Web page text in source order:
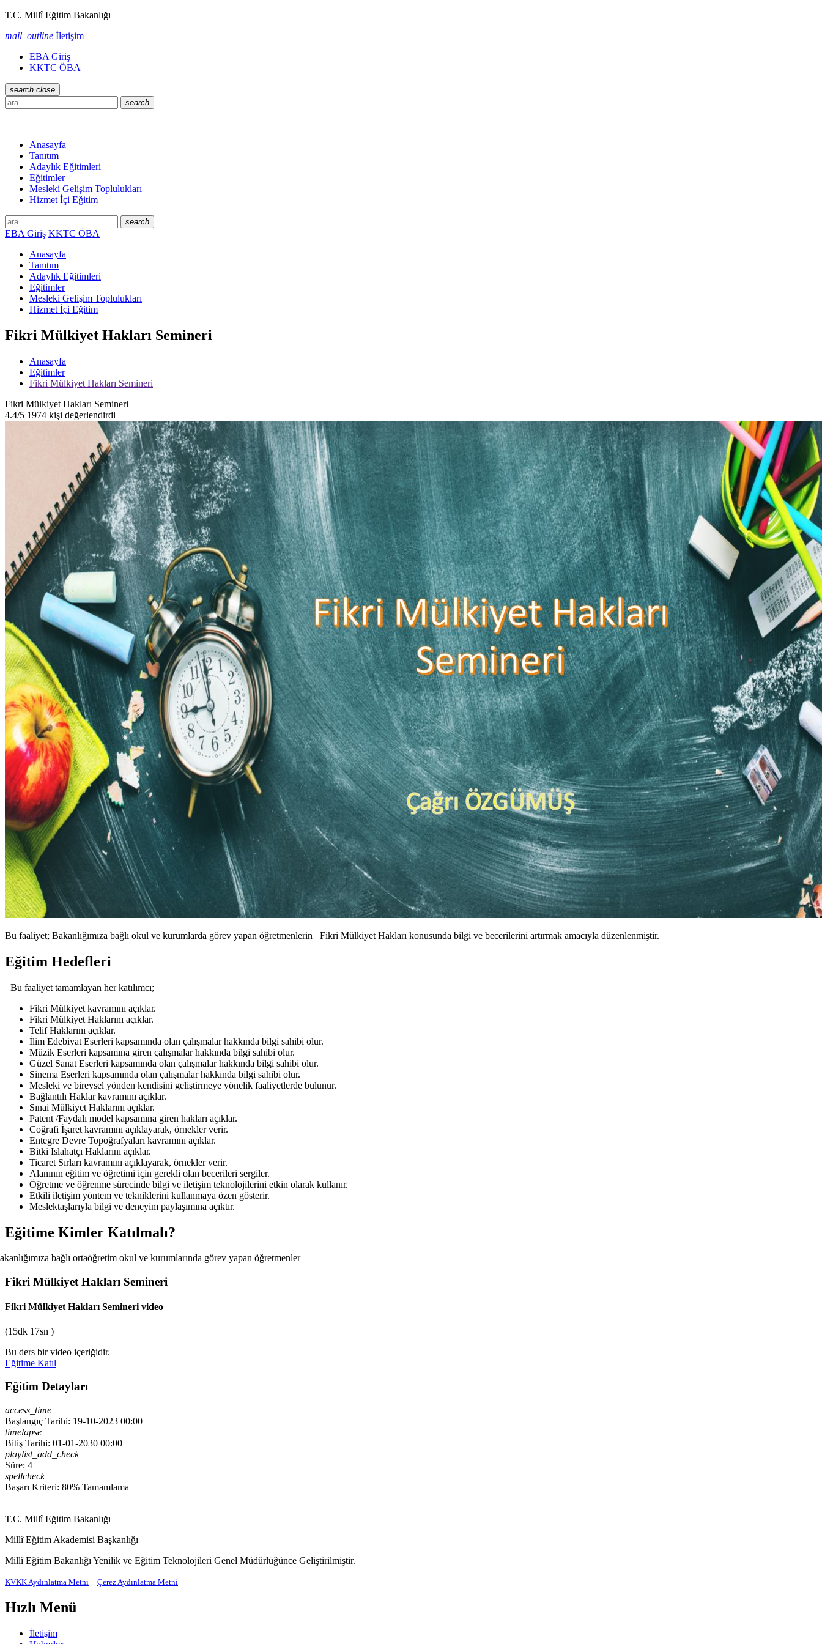
T.C. Millî Eğitim Bakanlığı
mail_outline İletişim
EBA Giriş
KKTC ÖBA
search close
search
Anasayfa
Tanıtım
Adaylık Eğitimleri
Eğitimler
Mesleki Gelişim Toplulukları
Hizmet İçi Eğitim
search
EBA Giriş KKTC ÖBA
Anasayfa
Tanıtım
Adaylık Eğitimleri
Eğitimler
Mesleki Gelişim Toplulukları
Hizmet İçi Eğitim
Fikri Mülkiyet Hakları Semineri
Anasayfa
Eğitimler
Fikri Mülkiyet Hakları Semineri
Fikri Mülkiyet Hakları Semineri
4.4/5 1974 kişi değerlendirdi
Bu faaliyet; Bakanlığımıza bağlı okul ve kurumlarda görev yapan öğretmenlerin Fikri Mülkiyet Hakları konusunda bilgi ve becerilerini artırmak amacıyla düzenlenmiştir.
Eğitim Hedefleri
Bu faaliyet tamamlayan her katılımcı;
Fikri Mülkiyet kavramını açıklar.
Fikri Mülkiyet Haklarını açıklar.
Telif Haklarını açıklar.
İlim Edebiyat Eserleri kapsamında olan çalışmalar hakkında bilgi sahibi olur.
Müzik Eserleri kapsamına giren çalışmalar hakkında bilgi sahibi olur.
Güzel Sanat Eserleri kapsamında olan çalışmalar hakkında bilgi sahibi olur.
Sinema Eserleri kapsamında olan çalışmalar hakkında bilgi sahibi olur.
Mesleki ve bireysel yönden kendisini geliştirmeye yönelik faaliyetlerde bulunur.
Bağlantılı Haklar kavramını açıklar.
Sınai Mülkiyet Haklarını açıklar.
Patent /Faydalı model kapsamına giren hakları açıklar.
Coğrafi İşaret kavramını açıklayarak, örnekler verir.
Entegre Devre Topoğrafyaları kavramını açıklar.
Bitki Islahatçı Haklarını açıklar.
Ticaret Sırları kavramını açıklayarak, örnekler verir.
Alanının eğitim ve öğretimi için gerekli olan becerileri sergiler.
Öğretme ve öğrenme sürecinde bilgi ve iletişim teknolojilerini etkin olarak kullanır.
Etkili iletişim yöntem ve tekniklerini kullanmaya özen gösterir.
Meslektaşlarıyla bilgi ve deneyim paylaşımına açıktır.
Eğitime Kimler Katılmalı?
bağlı ortaöğretim okul ve kurumlarında görev yapan öğretmenler
Fikri Mülkiyet Hakları Semineri
Fikri Mülkiyet Hakları Seminerivideo
(15dk 17sn )
Bu ders bir video içeriğidir.
Eğitime Katıl
Eğitim Detayları
access_time
Başlangıç Tarihi: 19-10-2023 00:00
timelapse
Bitiş Tarihi: 01-01-2030 00:00
playlist_add_check
Süre: 4
spellcheck
Başarı Kriteri: 80% Tamamlama
T.C. Millî Eğitim Bakanlığı
Millî Eğitim Akademisi Başkanlığı
Millî Eğitim Bakanlığı Yenilik ve Eğitim Teknolojileri Genel Müdürlüğünce Geliştirilmiştir.
KVKK Aydınlatma Metni || Çerez Aydınlatma Metni
Hızlı Menü
İletişim